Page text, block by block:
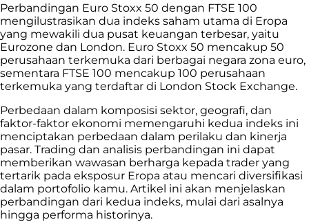
Perbandingan Euro Stoxx 50 dengan FTSE 100
mengilustrasikan dua indeks saham utama di Eropa
yang mewakili dua pusat keuangan terbesar, yaitu
Eurozone dan London. Euro Stoxx 50 mencakup 50
perusahaan terkemuka dari berbagai negara zona euro,
sementara FTSE 100 mencakup 100 perusahaan
terkemuka yang terdaftar di London Stock Exchange.
Perbedaan dalam komposisi sektor, geografi, dan
faktor-faktor ekonomi memengaruhi kedua indeks ini
menciptakan perbedaan dalam perilaku dan kinerja
pasar. Trading dan analisis perbandingan ini dapat
memberikan wawasan berharga kepada trader yang
tertarik pada eksposur Eropa atau mencari diversifikasi
dalam portofolio kamu. Artikel ini akan menjelaskan
perbandingan dari kedua indeks, mulai dari asalnya
hingga performa historinya.